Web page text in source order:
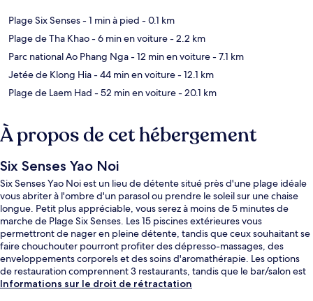
Plage Six Senses- 1 min à pied - 0.1 km
Plage de Tha Khao- 6 min en voiture- 2.2 km
Parc national Ao Phang Nga- 12 min en voiture- 7.1 km
Jetée de Klong Hia- 44 min en voiture- 12.1 km
Plage de Laem Had - 52 min en voiture- 20.1 km
À propos de cet hébergement
Six Senses Yao Noi
Six Senses Yao Noi est un lieu de détente situé près d'une plage idéale
vous abriter à l'ombre d'un parasol ou prendre le soleil sur une chaise
longue. Petit plus appréciable, vous serez à moins de 5 minutes de
marche de Plage Six Senses. Les 15 piscines extérieures vous
permettront de nager en pleine détente, tandis que ceux souhaitant se
faire chouchouter pourront profiter des dépresso-massages, des
enveloppements corporels et des soins d'aromathérapie. Les options
de restauration comprennent 3 restaurants, tandis que le bar/salon est
un endroit parfait pour prendre un verre. Ce complexe touristique de
Informations sur le droit de rétractation